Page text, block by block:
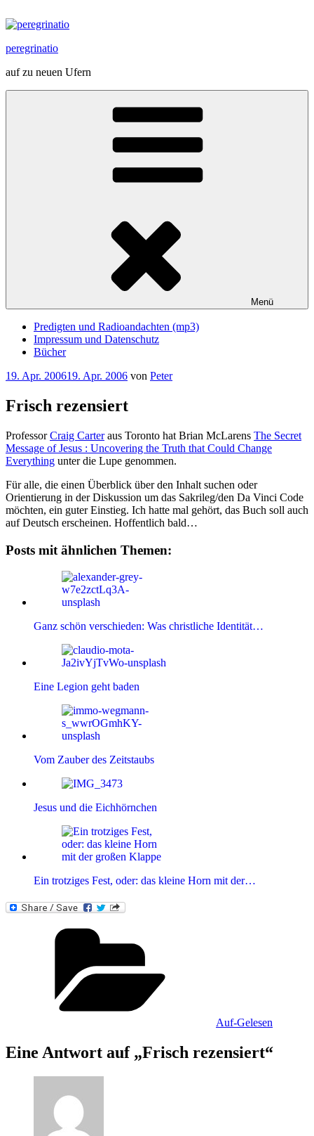
Inhalt
peregrinatio
auf zu neuen Ufern
Menü
Predigten und Radioandachten (mp3)
Impressum und Datenschutz
Bücher
Veröffentlicht
19. Apr. 200619. Apr. 2006 von Peter
Frisch rezensiert
ProfessorCraig Carteraus Toronto hat Brian McLarens The Secret
Message of Jesus : Uncovering the Truth that Could Change
Everything unter die Lupe genommen.
Für alle, die einen Überblick über den Inhalt suchen oder
Orientierung in der Diskussion um das Sakrileg/den Da Vinci Code
möchten, ein guter Einstieg. Ich hatte mal gehört, das Buch soll auch
auf Deutsch erscheinen. Hoffentlich bald…
Posts mit ähnlichen Themen:
Ganz schön verschieden: Was christliche Identität…
Eine Legion geht baden
Vom Zauber des Zeitstaubs
Jesus und die Eichhörnchen
Ein trotziges Fest, oder: das kleine Horn mit der…
Auf-Gelesen
Eine Antwort auf „Frisch rezensiert“